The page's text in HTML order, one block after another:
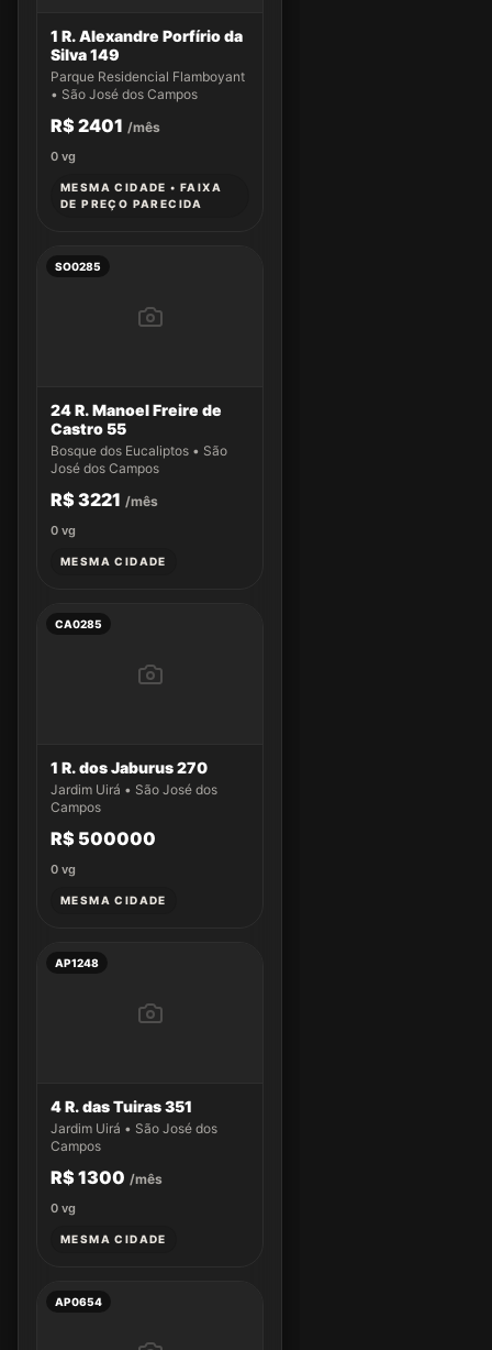
1 R. Alexandre Porfírio da
Silva 149
Parque Residencial Flamboyant
• São José dos Campos
R$ 2401 /mês
0 vg
MESMA CIDADE • FAIXA
DE PREÇO PARECIDA
SO0285
24 R. Manoel Freire de
Castro 55
Bosque dos Eucaliptos • São
José dos Campos
R$ 3221 /mês
0 vg
MESMA CIDADE
CA0285
1 R. dos Jaburus 270
Jardim Uirá • São José dos
Campos
R$ 500000
0 vg
MESMA CIDADE
AP1248
4 R. das Tuiras 351
Jardim Uirá • São José dos
Campos
R$ 1300 /mês
0 vg
MESMA CIDADE
AP0654